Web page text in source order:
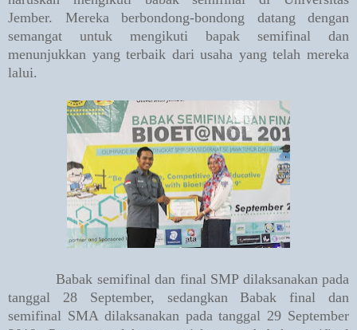
Jember. Mereka berbondong-bondong datang dengan
semangat untuk mengikuti bapak semifinal dan
menunjukkan yang terbaik dari usaha yang telah mereka
lalui.
Babak semifinal dan final SMP dilaksanakan pada
tanggal 28 September, sedangkan Babak final dan
semifinal SMA dilaksanakan pada tanggal 29 September